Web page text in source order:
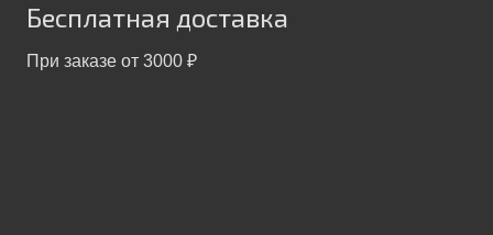
Бесплатная доставка
При заказе от 3000 ₽